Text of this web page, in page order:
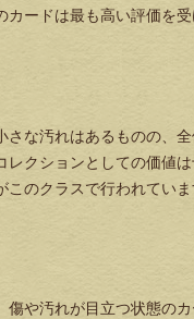
カードは最も高い評価を受
さな汚れはあるものの、
レクションとしての価値
このクラスで行われていま
傷や汚れが目立つ状態の